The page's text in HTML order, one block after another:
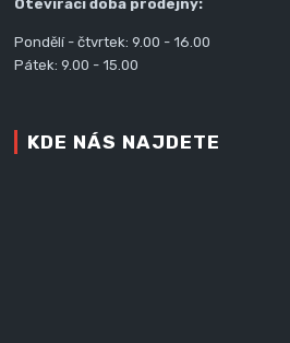
Otevírací doba prodejny:
Pondělí - čtvrtek: 9.00 - 16.00
Pátek: 9.00 - 15.00
KDE NÁS NAJDETE